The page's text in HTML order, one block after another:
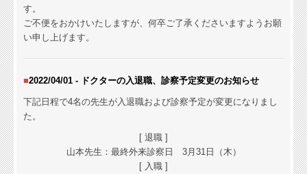
す。
ご不便をおかけいたしますが、何卒ご了承くださいますようお願
い申し上げます。
■2022/04/01 - ドクターの入退職、診察予定変更のお知らせ
下記日程で4名の先生が入退職および診察予定が変更になりまし
た。
[ 退職 ]
山本先生：最終外来診察日 3月31日（木）
[ 入職 ]